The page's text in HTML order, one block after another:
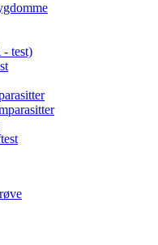
test)